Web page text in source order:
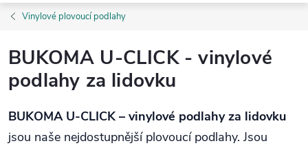
Vinylové plovoucí podlahy
BUKOMA U-CLICK - vinylové
podlahy za lidovku
BUKOMA U-CLICK – vinylové podlahy za lidovku
jsou naše nejdostupnější plovoucí podlahy. Jsou